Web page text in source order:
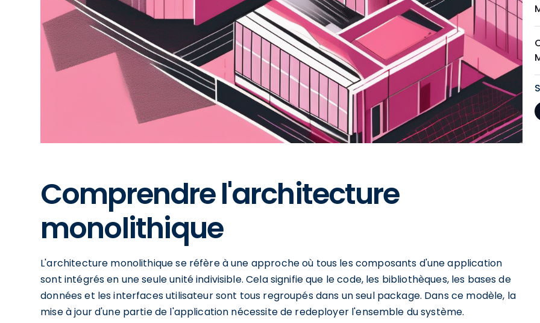
Comprendre l'architecture
monolithique
L'architecture monolithique se réfère à une approche où tous les composants d'une application
sont intégrés en une seule unité indivisible. Cela signifie que le code, les bibliothèques, les bases de
données et les interfaces utilisateur sont tous regroupés dans un seul package. Dans ce modèle, la
mise à jour d'une partie de l'application nécessite de redeployer l'ensemble du système.